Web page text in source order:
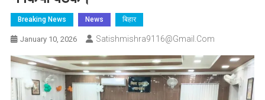
Breaking News News बिहार
January 10, 2026 Satishmishra9116@gmail.com